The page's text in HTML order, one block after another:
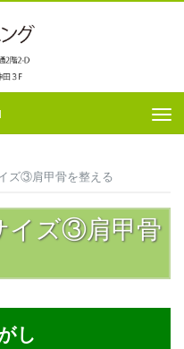
ズ③肩甲骨を整える
イズ③肩甲骨
し